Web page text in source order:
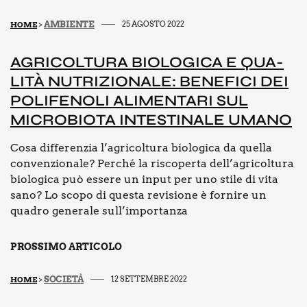
k
HOME>AMBIENTE 25 AGOSTO 2022
AGRI­COL­TU­RA BIO­LO­GI­CA E QUA­
LI­TÀ NUTRI­ZIO­NA­LE: BENE­FI­CI DEI
POLI­FE­NO­LI ALI­MEN­TA­RI SUL
MICRO­BIO­TA INTE­STI­NA­LE UMA­NO
Cosa differenzia l’agricoltura biologica da quella
convenzionale? Perché la riscoperta dell’agricoltura
biologica può essere un input per uno stile di vita
sano? Lo scopo di questa revisione è fornire un
quadro generale sull’importanza
PROSSIMO ARTICOLO
HOME>SOCIETÀ 12 SETTEMBRE 2022